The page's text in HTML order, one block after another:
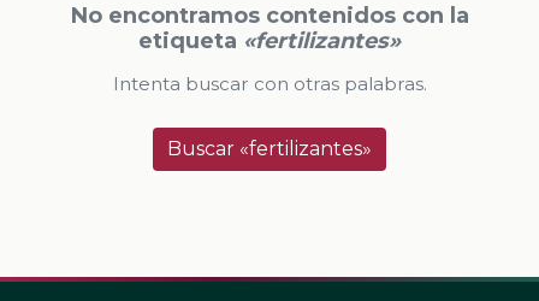
No encontramos contenidos con la
etiqueta «fertilizantes»
Intenta buscar con otras palabras.
Buscar «fertilizantes»